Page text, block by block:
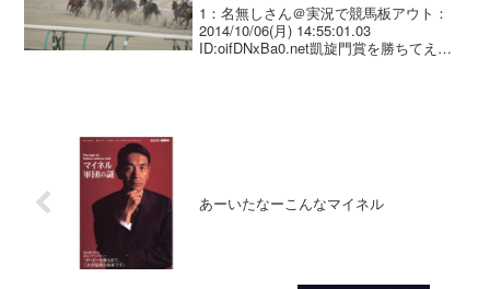
1：名無しさん＠実況で競馬板アウト：
2014/10/06(月) 14:55:01.03
ID:oifDNxBa0.net凱旋門賞を勝ちてえな
あーいたなーこんなマイネル